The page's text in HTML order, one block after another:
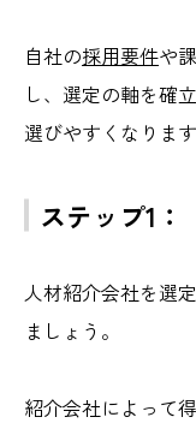
自社の採用要件や
し、選定の軸を確
選びやすくなります
ステップ1：
人材紹介会社を選
ましょう。
紹介会社によって